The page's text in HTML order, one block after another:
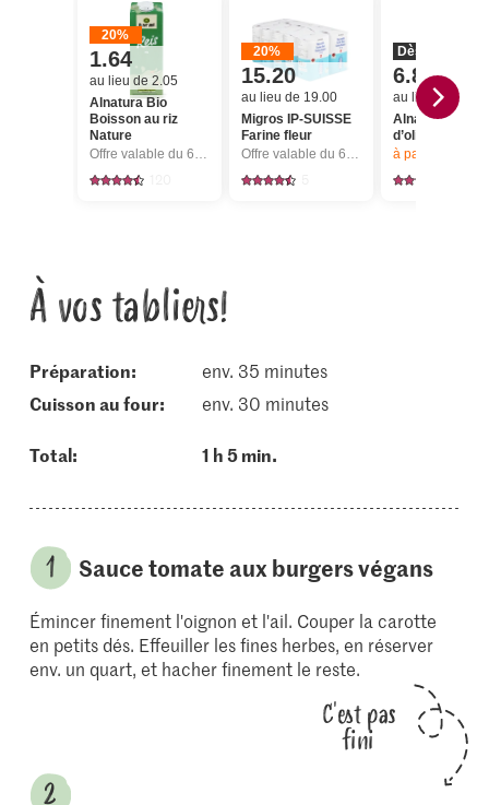
20%
1.64
au lieu de 2.05
Alnatura Bio
Boisson au riz
Nature
Offre valable du 6.8 au 12.8.2026, jusqu’à épuisement du stock.
20%
15.20
au lieu de 19.00
Migros IP-SUISSE
Farine fleur
Offre valable du 6.8 au 12.8.2026, jusqu’à épuisement du stock.
Dès 2 pièces
6.80
au lieu de 8.50
Alnatura Bio
d’olive extra
à partir de 2
À vos tabliers!
Préparation:
env. 35 minutes
cuisson au four:
env. 30 minutes
Total: 1 h 5 min.
Sauce tomate aux burgers végans
Émincer finement l'oignon et l'ail. Couper la carotte
en petits dés. Effeuiller les fines herbes, en réserver
env. un quart, et hacher finement le reste.
C'est pas
fini